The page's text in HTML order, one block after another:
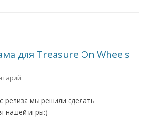
для Treasure On Wheels
релиза мы решили сделать
нашей игры:)